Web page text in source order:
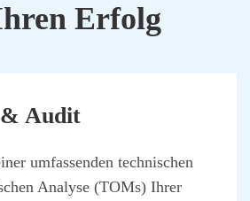
Erfolg
& Audit
umfas­sen­den tech­ni­schen
Ana­ly­se (TOMs) Ihrer